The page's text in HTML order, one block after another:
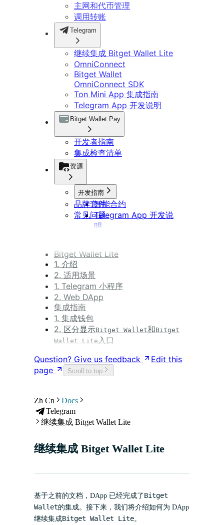
主网和代币管理
调用转账
Telegram
继续集成 Bitget Wallet Lite
OmniConnect
Bitget Wallet
OmniConnect SDK
Ton Mini App 集成指南
Telegram App 开发说明
Bitget Wallet Pay
开发者指南
集成检查清单
资源
开发指南
智能合约
Telegram App 开发说
明
品牌套件
常见问题
Bitget Wallet Lite
1. 介绍
2. 适用场景
1. Telegram 小程序
2. Web DApp
集成指南
1. 集成钱包
2. 区分显示Bitget Wallet和Bitget
Wallet Lite 入口
Question? Give us feedback
Edit this
page
Scroll to top
Zh Cn
Docs
Telegram
继续集成 Bitget Wallet Lite
继续集成 Bitget Wallet Lite
基于之前的文档，DApp 已经完成了 Bitget
Wallet的集成。接下来，我们将介绍如何为 DApp
继续集成Bitget Wallet Lite。